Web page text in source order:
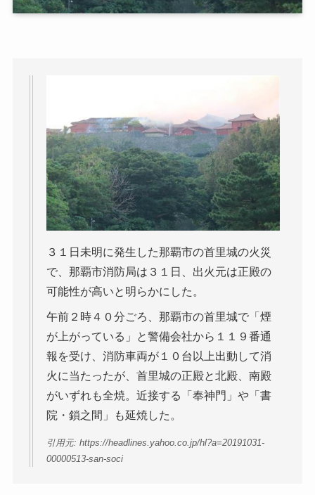
３１日未明に発生した那覇市の首里城の火災
で、那覇市消防局は３１日、出火元は正殿の
可能性が高いと明らかにした。
午前２時４０分ごろ、那覇市の首里城で「煙
が上がっている」と警備会社から１１９番通
報を受け、消防車両が１０台以上出動して消
火に当たったが、首里城の正殿と北殿、南殿
がいずれも全焼。近接する「奉神門」や「書
院・鎖之間」も延焼した。
引用元: https://headlines.yahoo.co.jp/hl?a=20191031-
00000513-san-soci